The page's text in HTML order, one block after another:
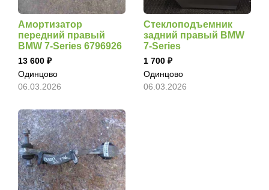
Амортизатор
передний правый
BMW 7-Series 6796926
13 600
Одинцово
06.03.2026
Стеклоподъемник
задний правый BMW
7-Series
1 700
Одинцово
06.03.2026